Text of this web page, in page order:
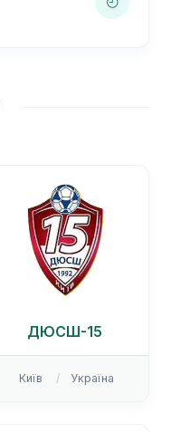
ДЮСШ-15
Київ Україна